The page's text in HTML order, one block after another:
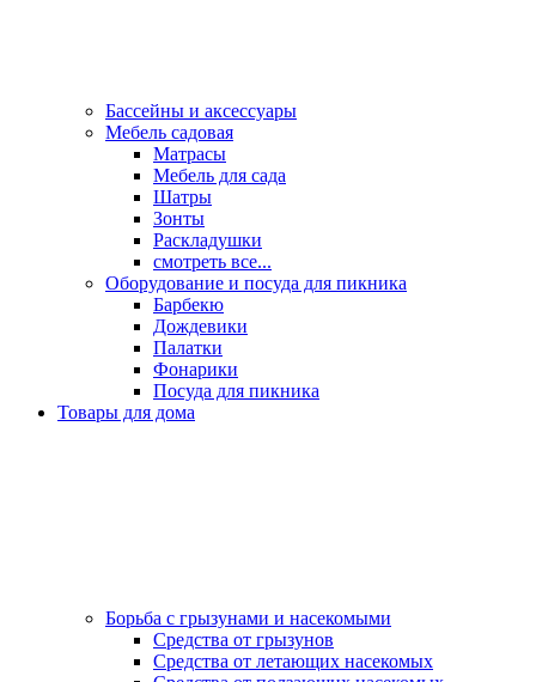
Бассейны и аксессуары
Мебель садовая
Матрасы
Мебель для сада
Шатры
Зонты
Раскладушки
смотреть все...
Оборудование и посуда для пикника
Барбекю
Дождевики
Палатки
Фонарики
Посуда для пикника
Товары для дома
Борьба с грызунами и насекомыми
Средства от грызунов
Средства от летающих насекомых